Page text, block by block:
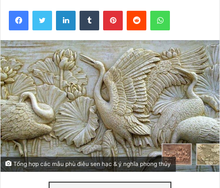
Tổng hợp các mẫu phù điêu sen hạc & ý nghĩa phong thủy